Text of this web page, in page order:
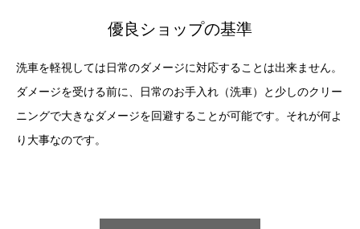
優良ショップの基準
洗車を軽視しては日常のダメージに対応することは出来ません。
ダメージを受ける前に、日常のお手入れ（洗車）と少しのクリー
ニングで大きなダメージを回避することが可能です。それが何よ
り大事なのです。